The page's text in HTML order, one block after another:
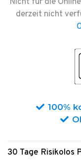
derzeit nicht
100%
30 Tage Risikolos